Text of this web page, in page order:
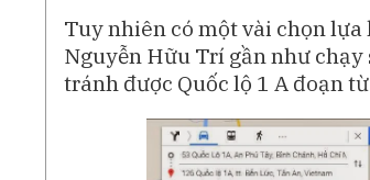
Tuy nhiên có một vài chọn lựa
Nguyễn Hữu Trí gần như chạy
tránh được Quốc lộ 1 A đoạn